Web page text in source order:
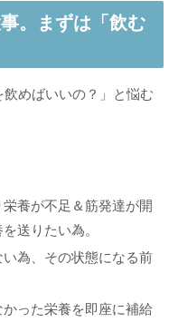
。まずは「飲む
飲めばいいの？」と悩む
養が不足＆筋発達が開
送りたい為。
為、その状態になる前
った栄養を即座に補給